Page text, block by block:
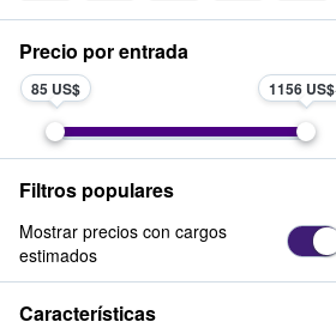
Precio por entrada
85 US$ 1156 US$
Filtros populares
Mostrar precios con cargos
estimados
Características